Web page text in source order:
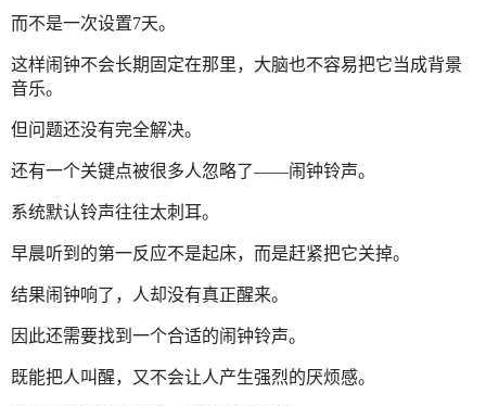
而不是一次设置7天。
这样闹钟不会长期固定在那里，大脑也不容易把它当成背景
音乐。
但问题还没有完全解决。
还有一个关键点被很多人忽略了——闹钟铃声。
系统默认铃声往往太刺耳。
早晨听到的第一反应不是起床，而是赶紧把它关掉。
结果闹钟响了，人却没有真正醒来。
因此还需要找到一个合适的闹钟铃声。
既能把人叫醒，又不会让人产生强烈的厌烦感。